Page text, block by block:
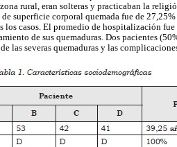
rural, eran solteras y practicaban la
de superficie corporal quemada fue de
los casos. El promedio de hospitalización
de sus quemaduras. Dos pacientes
las severas quemaduras y las